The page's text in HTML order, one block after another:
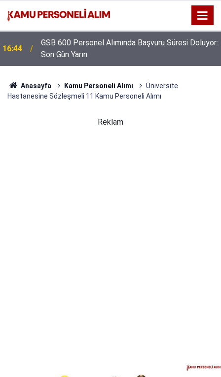
16:44
GSB 600 Personel Alımında Başvuru Süresi Doluyor:
Son Gün Yarın
Anasayfa Kamu Personeli Alımı
Üniversite
Hastanesine Sözleşmeli 11 Kamu Personeli Alımı
Reklam